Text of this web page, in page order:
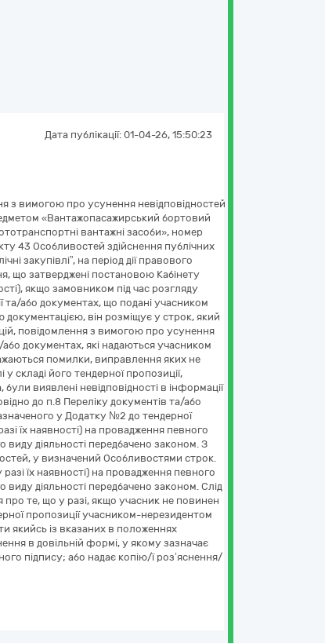
Дата публікації: 01-04-26, 15:50:23
з вимогою про усунення невідповідностей
«Вантажопасажирський бортовий
вантажні засоби», номер
43 Особливостей здійснення публічних
закупівлі”, на період дії правового
що затверджені постановою Кабінету
якщо замовником під час розгляду
та/або документах, що подані учасником
документацією, він розміщує у строк, який
повідомлення з вимогою про усунення
або документах, які надаються учасником
помилки, виправлення яких не
складі його тендерної пропозиції,
виявлені невідповідності в інформації
до п.8 Переліку документів та/або
у Додатку №2 до тендерної
їх наявності) на провадження певного
виду діяльності передбачено законом. З
у визначений Особливостями строк.
їх наявності) на провадження певного
виду діяльності передбачено законом. Слід
про те, що у разі, якщо учасник не повинен
пропозиції учасником-нерезидентом
якийсь із вказаних в положеннях
в довільній формі, у якому зазначає
підпису; або надає копію/ї роз’яснення/